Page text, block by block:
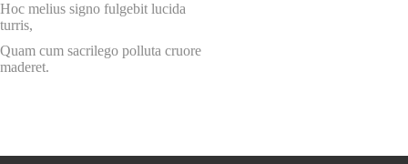
Hoc melius signo fulgebit lucida
turris,
Quam cum sacrilego polluta cruore
maderet.